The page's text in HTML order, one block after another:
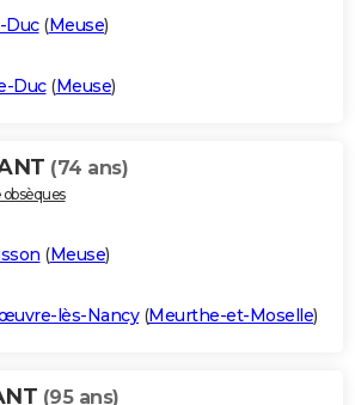
Duc(Meuse)
Duc(Meuse)
(74 ans)
(Meuse)
lès-Nancy(Meurthe-et-Moselle)
(95 ans)